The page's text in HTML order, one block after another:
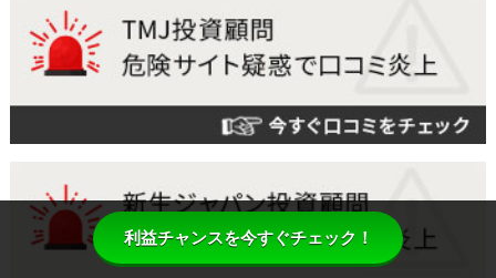
利益チャンスを今すぐチェック！